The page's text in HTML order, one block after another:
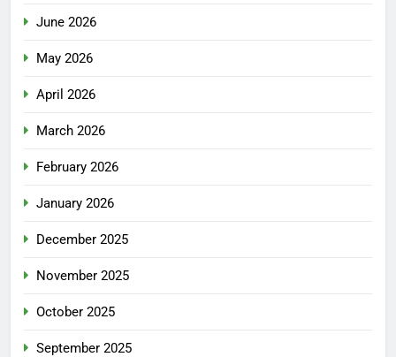
June 2026
May 2026
April 2026
March 2026
February 2026
January 2026
December 2025
November 2025
October 2025
September 2025